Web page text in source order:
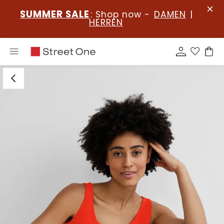
SUMMER SALE : Shop now - DAMEN |
HERREN